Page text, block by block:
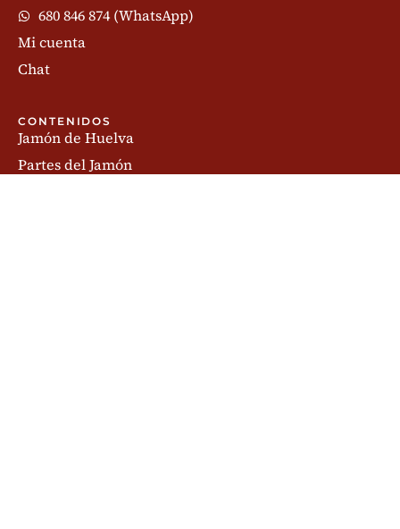
680 846 874 (WhatsApp)
Mi cuenta
Chat
CONTENIDOS
Jamón de Huelva
Partes del Jamón